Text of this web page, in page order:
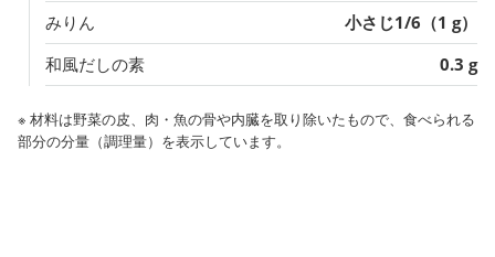
みりん
小さじ1/6（1 g）
和風だしの素
0.3 g
※ 材料は野菜の皮、肉・魚の骨や内臓を取り除いたもので、食べられる
部分の分量（調理量）を表示しています。